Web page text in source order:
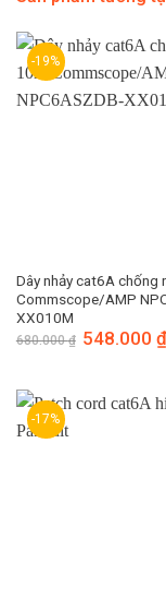
-19%
Dây nhảy cat6A chống
Commscope/AMP
XX010M
680.000₫ Giá
gốc
548.000₫
-17%